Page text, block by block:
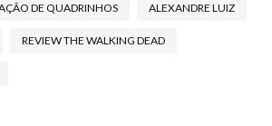
DE QUADRINHOS ALEXANDRE LUIZ
REVIEW THE WALKING DEAD